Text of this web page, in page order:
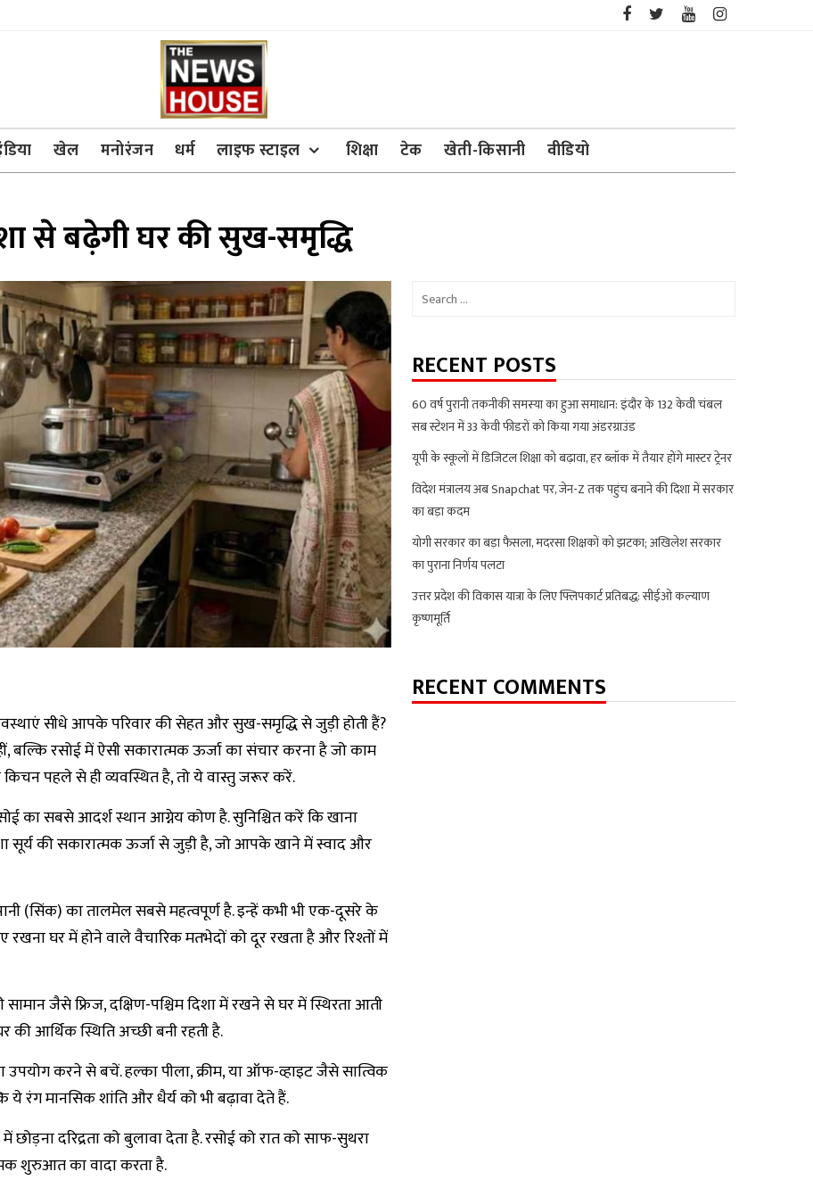
खेल मनोरंजन धर्म लाइफ स्टाइल शिक्षा टेक खेती-किसानी वीडियो
से बढ़ेगी घर की सुख-समृद्धि
सीधे आपके परिवार की सेहत और सुख-समृद्धि से जुड़ी होती हैं?
बल्कि रसोई में ऐसी सकारात्मक ऊर्जा का संचार करना है जो काम
पहले से ही व्यवस्थित है, तो ये वास्तु जरूर करें.
का सबसे आदर्श स्थान आग्नेय कोण है. सुनिश्चित करें कि खाना
सूर्य की सकारात्मक ऊर्जा से जुड़ी है, जो आपके खाने में स्वाद और
(सिंक) का तालमेल सबसे महत्वपूर्ण है. इन्हें कभी भी एक-दूसरे के
घर में होने वाले वैचारिक मतभेदों को दूर रखता है और रिश्तों में
जैसे फ्रिज, दक्षिण-पश्चिम दिशा में रखने से घर में स्थिरता आती
की आर्थिक स्थिति अच्छी बनी रहती है.
करने से बचें. हल्का पीला, क्रीम, या ऑफ-व्हाइट जैसे सात्विक
रंग मानसिक शांति और धैर्य को भी बढ़ावा देते हैं.
दरिद्रता को बुलावा देता है. रसोई को रात को साफ-सुथरा
शुरुआत का वादा करता है.
Search
RECENT POSTS
60 वर्ष पुरानी तकनीकी समस्या का हुआ समाधान: इंदौर के 132 केवी चंबल
सब स्टेशन में 33 केवी फीडरों को किया गया अंडरग्राउंड
यूपी के स्कूलों में डिजिटल शिक्षा को बढ़ावा, हर ब्लॉक में तैयार होंगे मास्टर ट्रेनर
विदेश मंत्रालय अब Snapchat पर, जेन-Z तक पहुंच बनाने की दिशा में सरकार
का बड़ा कदम
योगी सरकार का बड़ा फैसला, मदरसा शिक्षकों को झटका; अखिलेश सरकार
का पुराना निर्णय पलटा
उत्तर प्रदेश की विकास यात्रा के लिए फ्लिपकार्ट प्रतिबद्ध: सीईओ कल्याण
कृष्णमूर्ति
RECENT COMMENTS